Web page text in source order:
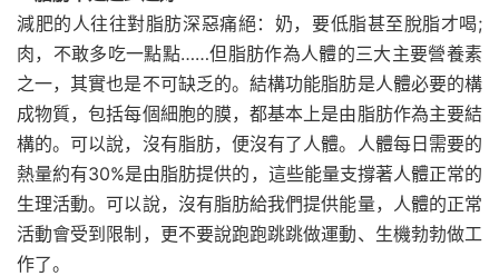
減肥的人往往對脂肪深惡痛絕：奶，要低脂甚至脫脂才喝;
肉，不敢多吃一點點……但脂肪作為人體的三大主要營養素
之一，其實也是不可缺乏的。結構功能脂肪是人體必要的構
成物質，包括每個細胞的膜，都基本上是由脂肪作為主要結
構的。可以說，沒有脂肪，便沒有了人體。人體每日需要的
熱量約有30%是由脂肪提供的，這些能量支撐著人體正常的
生理活動。可以說，沒有脂肪給我們提供能量，人體的正常
活動會受到限制，更不要說跑跑跳跳做運動、生機勃勃做工
作了。